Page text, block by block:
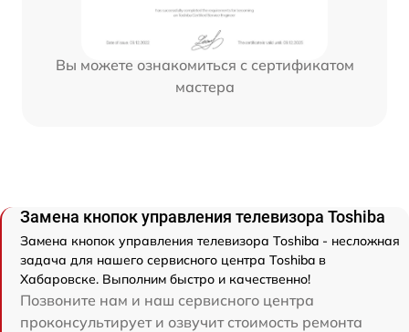
Вы можете ознакомиться с сертификатом
мастера
Замена кнопок управления телевизора Toshiba
Замена кнопок управления телевизора Toshiba - несложная
задача для нашего сервисного центра Toshiba в
Хабаровске. Выполним быстро и качественно!
Позвоните нам и наш сервисного центра
проконсультирует и озвучит стоимость ремонта